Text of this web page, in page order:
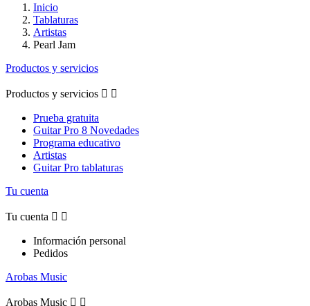
Inicio
Tablaturas
Artistas
Pearl Jam
Productos y servicios
Productos y servicios  
Prueba gratuita
Guitar Pro 8 Novedades
Programa educativo
Artistas
Guitar Pro tablaturas
Tu cuenta
Tu cuenta  
Información personal
Pedidos
Arobas Music
Arobas Music  